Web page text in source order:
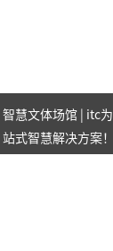
智慧文体场馆 | itc
站式智慧解决方案！